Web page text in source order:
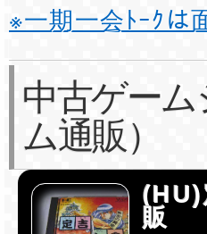
※一期一会ﾄｰｸは
中古ゲー
ム通販）
販